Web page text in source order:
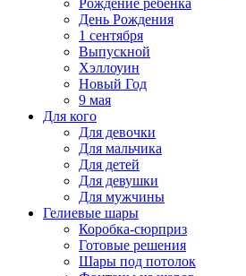
Рождение ребенка
День Рождения
1 сентября
Выпускной
Хэллоуин
Новый Год
9 мая
Для кого
Для девочки
Для мальчика
Для детей
Для девушки
Для мужчины
Гелиевые шары
Коробка-сюрприз
Готовые решения
Шары под потолок